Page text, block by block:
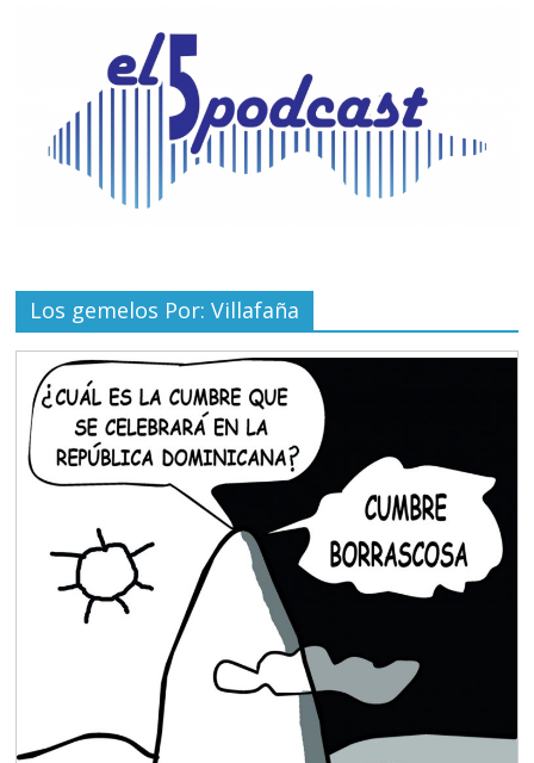
Los gemelos Por: Villafaña